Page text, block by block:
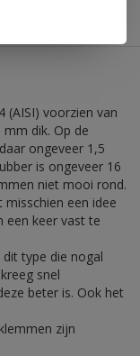
(AISI) voorzien van
dik. Op de
ongeveer 1,5
is ongeveer 16
niet mooi rond.
een idee
een keer vast te
type die nogal
snel
beter is. Ook het
zijn